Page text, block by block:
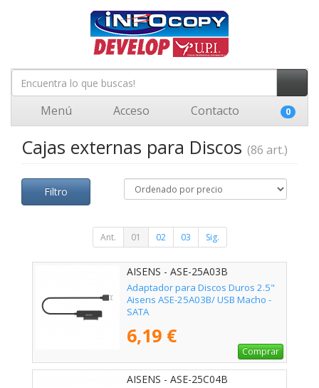
Menú Acceso Contacto 0
Cajas externas para Discos (86 art.)
Filtro
Ant. 01 02 03 Sig.
AISENS - ASE-25A03B
Adaptador para Discos Duros 2.5"
Aisens ASE-25A03B/ USB Macho -
SATA
6,19 €
Comprar
AISENS - ASE-25C04B